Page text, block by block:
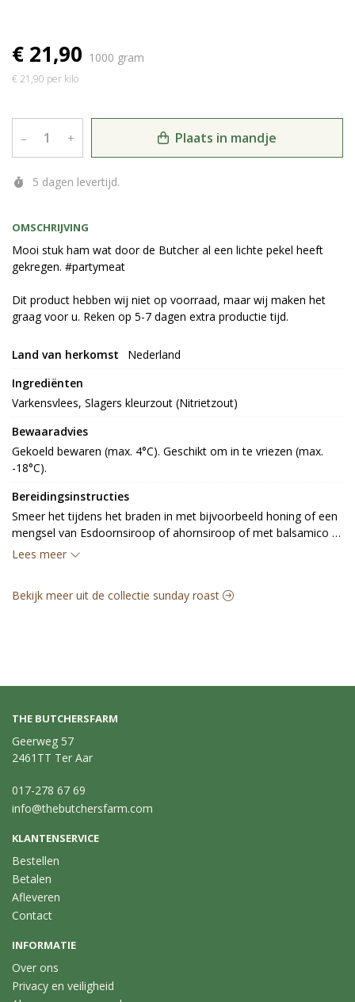
OMSCHRIJVING
Mooi stuk ham wat door de Butcher al een lichte pekel heeft
gekregen. #partymeat
Dit product hebben wij niet op voorraad, maar wij maken het
graag voor u. Reken op 5-7 dagen extra productie tijd.
€ 21,90 1000 gram
€ 21,90 per kilo
– + Plaats in mandje
5 dagen levertijd.
Land van herkomst
Nederland
Ingrediënten
Varkensvlees, Slagers kleurzout (Nitrietzout)
Bewaaradvies
Gekoeld bewaren (max. 4°C). Geschikt om in te vriezen (max.
-18°C).
Bereidingsinstructies
Smeer het tijdens het braden in met bijvoorbeeld honing of een
mengsel van Esdoornsiroop of ahornsiroop of met balsamico
azijn. Gaar het vlees met een kern temp van 63 graden.
Lees meer
Bekijk meer uit de collectie sunday roast
THE BUTCHERSFARM
Geerweg 57
2461TT Ter Aar
017-278 67 69
info@thebutchersfarm.com
KLANTENSERVICE
Bestellen
Betalen
Afleveren
Contact
INFORMATIE
Over ons
Privacy en veiligheid